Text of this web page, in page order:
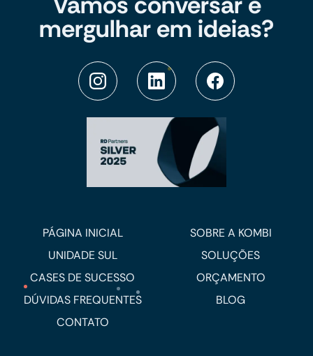
mergulhar em ideias?
PÁGINA INICIAL
SOBRE A KOMBI
UNIDADE SUL
SOLUÇÕES
CASES DE SUCESSO
ORÇAMENTO
DÚVIDAS FREQUENTES
BLOG
CONTATO